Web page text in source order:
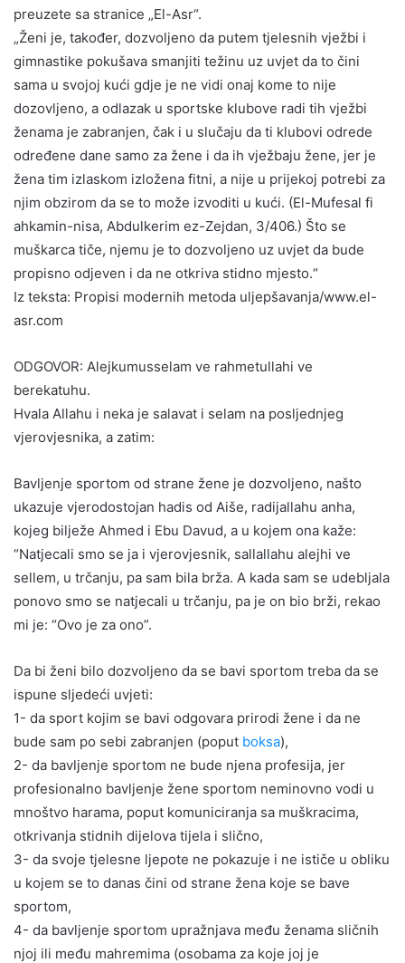
preuzete sa stranice „El-Asr“.
„Ženi je, također, dozvoljeno da putem tjelesnih vježbi i
gimnastike pokušava smanjiti težinu uz uvjet da to čini
sama u svojoj kući gdje je ne vidi onaj kome to nije
dozovljeno, a odlazak u sportske klubove radi tih vježbi
ženama je zabranjen, čak i u slučaju da ti klubovi odrede
određene dane samo za žene i da ih vježbaju žene, jer je
žena tim izlaskom izložena fitni, a nije u prijekoj potrebi za
njim obzirom da se to može izvoditi u kući. (El-Mufesal fi
ahkamin-nisa, Abdulkerim ez-Zejdan, 3/406.) Što se
muškarca tiče, njemu je to dozvoljeno uz uvjet da bude
propisno odjeven i da ne otkriva stidno mjesto.“
Iz teksta: Propisi modernih metoda uljepšavanja/www.el-
asr.com
ODGOVOR: Alejkumusselam ve rahmetullahi ve
berekatuhu.
Hvala Allahu i neka je salavat i selam na posljednjeg
vjerovjesnika, a zatim:
Bavljenje sportom od strane žene je dozvoljeno, našto
ukazuje vjerodostojan hadis od Aiše, radijallahu anha,
kojeg bilježe Ahmed i Ebu Davud, a u kojem ona kaže:
“Natjecali smo se ja i vjerovjesnik, sallallahu alejhi ve
sellem, u trčanju, pa sam bila brža. A kada sam se udebljala
ponovo smo se natjecali u trčanju, pa je on bio brži, rekao
mi je: “Ovo je za ono”.
Da bi ženi bilo dozvoljeno da se bavi sportom treba da se
ispune sljedeći uvjeti:
1- da sport kojim se bavi odgovara prirodi žene i da ne
bude sam po sebi zabranjen (poput boksa),
2- da bavljenje sportom ne bude njena profesija, jer
profesionalno bavljenje žene sportom neminovno vodi u
mnoštvo harama, poput komuniciranja sa muškracima,
otkrivanja stidnih dijelova tijela i slično,
3- da svoje tjelesne ljepote ne pokazuje i ne ističe u obliku
u kojem se to danas čini od strane žena koje se bave
sportom,
4- da bavljenje sportom upražnjava među ženama sličnih
njoj ili među mahremima (osobama za koje joj je